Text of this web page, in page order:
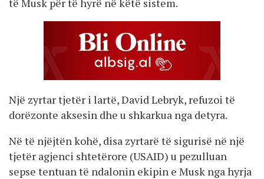
Një zyrtar tjetër i lartë, David Lebryk, refuzoi të
dorëzonte aksesin dhe u shkarkua nga detyra.
Në të njëjtën kohë, disa zyrtarë të sigurisë në një
tjetër agjenci shtetërore (USAID) u pezulluan
sepse tentuan të ndalonin ekipin e Musk nga hyrja